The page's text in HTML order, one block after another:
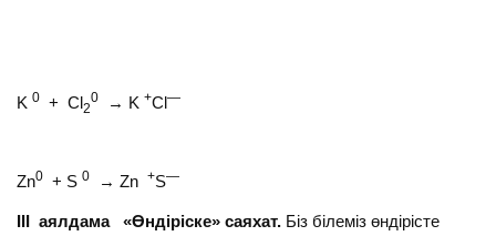
K0 + Cl2
0 → K+Cl—
Zn0 + S0 → Zn+S—
ІІІ аялдама «Өндіріске» саяхат. Біз білеміз өндірісте